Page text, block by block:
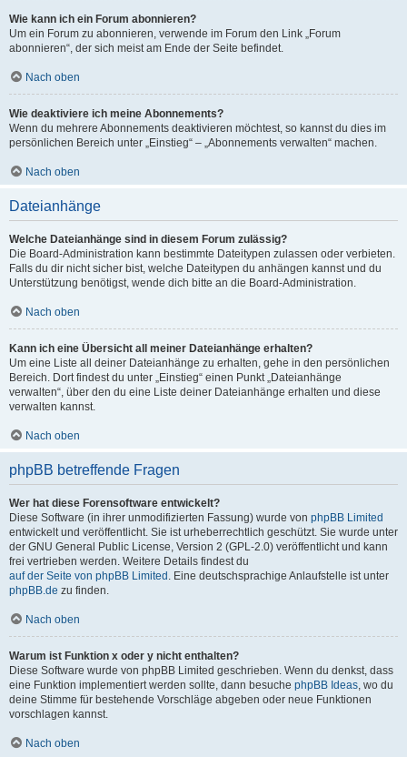
Wie kann ich ein Forum abonnieren?
Um ein Forum zu abonnieren, verwende im Forum den Link „Forum
abonnieren“, der sich meist am Ende der Seite befindet.
Nach oben
Wie deaktiviere ich meine Abonnements?
Wenn du mehrere Abonnements deaktivieren möchtest, so kannst du dies im
persönlichen Bereich unter „Einstieg“ – „Abonnements verwalten“ machen.
Nach oben
Dateianhänge
Welche Dateianhänge sind in diesem Forum zulässig?
Die Board-Administration kann bestimmte Dateitypen zulassen oder verbieten.
Falls du dir nicht sicher bist, welche Dateitypen du anhängen kannst und du
Unterstützung benötigst, wende dich bitte an die Board-Administration.
Nach oben
Kann ich eine Übersicht all meiner Dateianhänge erhalten?
Um eine Liste all deiner Dateianhänge zu erhalten, gehe in den persönlichen
Bereich. Dort findest du unter „Einstieg“ einen Punkt „Dateianhänge
verwalten“, über den du eine Liste deiner Dateianhänge erhalten und diese
verwalten kannst.
Nach oben
phpBB betreffende Fragen
Wer hat diese Forensoftware entwickelt?
Diese Software (in ihrer unmodifizierten Fassung) wurde von phpBB Limited
entwickelt und veröffentlicht. Sie ist urheberrechtlich geschützt. Sie wurde unter
der GNU General Public License, Version 2 (GPL-2.0) veröffentlicht und kann
frei vertrieben werden. Weitere Details findest du
auf der Seite von phpBB Limited . Eine deutschsprachige Anlaufstelle ist unter
phpBB.de zu finden.
Nach oben
Warum ist Funktion x oder y nicht enthalten?
Diese Software wurde von phpBB Limited geschrieben. Wenn du denkst, dass
eine Funktion implementiert werden sollte, dann besuche phpBB Ideas, wo du
deine Stimme für bestehende Vorschläge abgeben oder neue Funktionen
vorschlagen kannst.
Nach oben